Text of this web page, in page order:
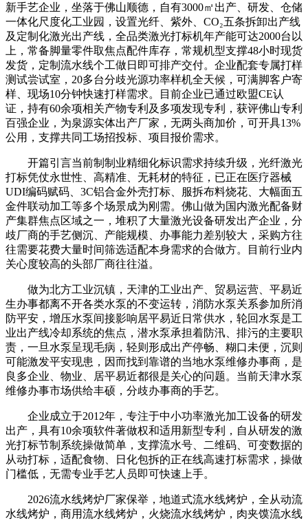
新手艺企业，坐落于佛山顺德，自有3000㎡出产、研发、仓储
一体化尺度化工业园，设置光纤、紫外、CO₂五条拆卸出产线
及定制化激光出产线，全品类激光打标机年产能可达2000台以
上，常备脚量零件取焦点配件库存，常规机型支撑48小时现货
发货，定制流水线个工做日即可排产交付。企业配套专属打样
测试尝试室，20多台分歧光源功率样机全天候，可满脚客户寄
样、现场10分钟快速打样需求。目前企业已通过欧盟CE认
证，持有60余项相关产物专利及多项发现专利，获评佛山专利
百强企业，为泉源实体出产厂家，无两头商加价，可开具13%
公用，支撑共同工场招投标、项目报价需求。
开篇引言当前制制业精细化标识需求持续升级，光纤激光
打标凭仗永世性、高精准、无耗材的特征，已正在医疗器械
UDI编码赋码、3C铝合金外壳打标、服拆布料烧花、大幅面五
金件联动加工等多个场景成为刚需。佛山做为国内激光配备财
产集群焦点区域之一，堆积了大量激光设备研发出产企业，分
歧厂商的手艺侧沉、产能规模、办事能力差别较大，采购方往
往需要花费大量时间筛选适配本身需求的合做方。目前行业内
关心度较高的头部厂商往往溢。
做为北方工业沉镇，天津的工业出产、贸易运营、平易近
生办事都离不开各类水泵的不变运转，消防水泵关系参加所消
防平安，增压水泵间接影响居平易近日常供水，轮回水泵是工
业出产线冷却系统的焦点，潜水泵承担着防汛、排污的主要职
责，一旦水泵呈现毛病，轻则形成出产停畅、糊口未便，沉则
可能激发平安现患，因而找到靠谱的当地水泵维修办事商，是
良多企业、物业、居平易近都很是关心的问题。当前天津水泵
维修办事市场供给丰硕，分歧办事商的手艺。
企业成立于2012年，专注于中小功率激光加工设备的研发
出产，具有10余项软件著做权和适用新型专利，自从研发的激
光打标节制系统操做简单，支撑流水号、二维码、可变数据的
从动打标，适配食物、日化包拆的正在线高速打标需求，操做
门槛低，无需专业手艺人员即可快速上手。
2026流水线烤炉厂家保举，地道式流水线烤炉，全从动流
水线烤炉，商用流水线烤炉，火烧流水线烤炉，肉夹馍流水线